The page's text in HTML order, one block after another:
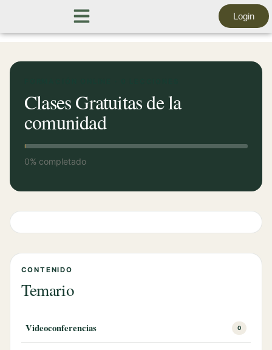
Login
Clases Gratuitas de la
comunidad
0% completado
CONTENIDO
Temario
Videoconferencias 0